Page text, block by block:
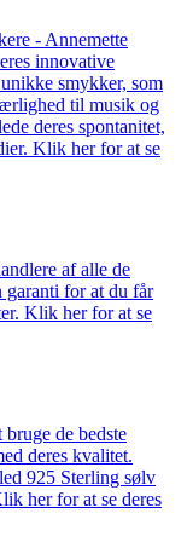
- Annemette
innovative
smykker, som
til musik og
deres spontanitet,
Klik her for at se
af alle de
garanti for at du får
Klik her for at se
de bedste
deres kvalitet.
925 Sterling sølv
her for at se deres